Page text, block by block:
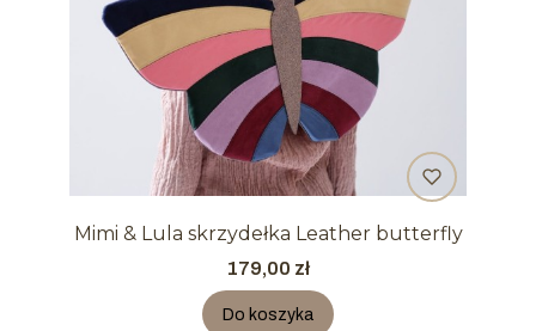
Mimi & Lula skrzydełka Leather butterfly
Cena
179,00 zł
Do koszyka